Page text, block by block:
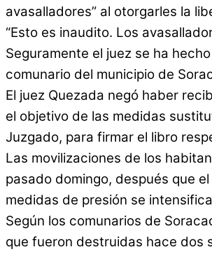
avasalladores” al otorgarles la
“Esto es inaudito. Los
Seguramente el juez se ha
comunario del municipio de
El juez Quezada negó haber
el objetivo de las medidas
Juzgado, para firmar el libro
Las movilizaciones de los
pasado domingo, después que
medidas de presión se
Según los comunarios de
que fueron destruidas hace dos